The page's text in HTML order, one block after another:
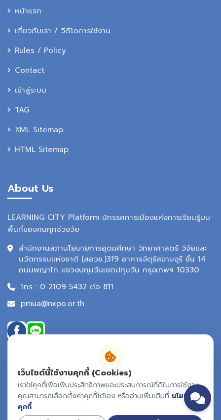
หน้าแรก
เกี่ยวกับเรา / วีดีโอการใช้งาน
Rules / Policy
Contact
เข้าสู่ระบบ
TAG
XML Sitemap
HTML Sitemap
About Us
LEARNING CITY Platform นิทรรศการเมืองแห่งการเรียนรู้บน
พื้นที่ของคนทุกช่วงวัย
สำนักงานสภานโยบายการอุดมศึกษา วิทยาศาสตร์ วิจัยและ
นวัตกรรมแห่งชาติ (สอวช.)319 อาคารจัตุรัสจามจุรี ชั้น 14
ถนนพญาไท แขวงปทุมวันเขตปทุมวัน กรุงเทพฯ 10330
โทร : 0 2109 5432 ต่อ 811
pmua@nxpo.or.th
เว็บไซต์นี้ใช้งานคุกกี้ (Cookies)
เราใช้คุกกี้เพื่อเพิ่มประสิทธิภาพและประสบการณ์ที่ดีในการใช้งาน
คุณสามารถเลือกตั้งค่าคุกกี้ได้เอง หรืออ่านเพิ่มเติมที่ นโยบาย
คุกกี้